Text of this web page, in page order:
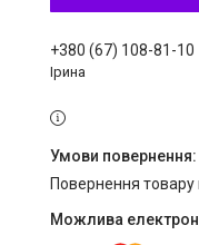
+380 (67) 108-81-10
Ірина
повернення